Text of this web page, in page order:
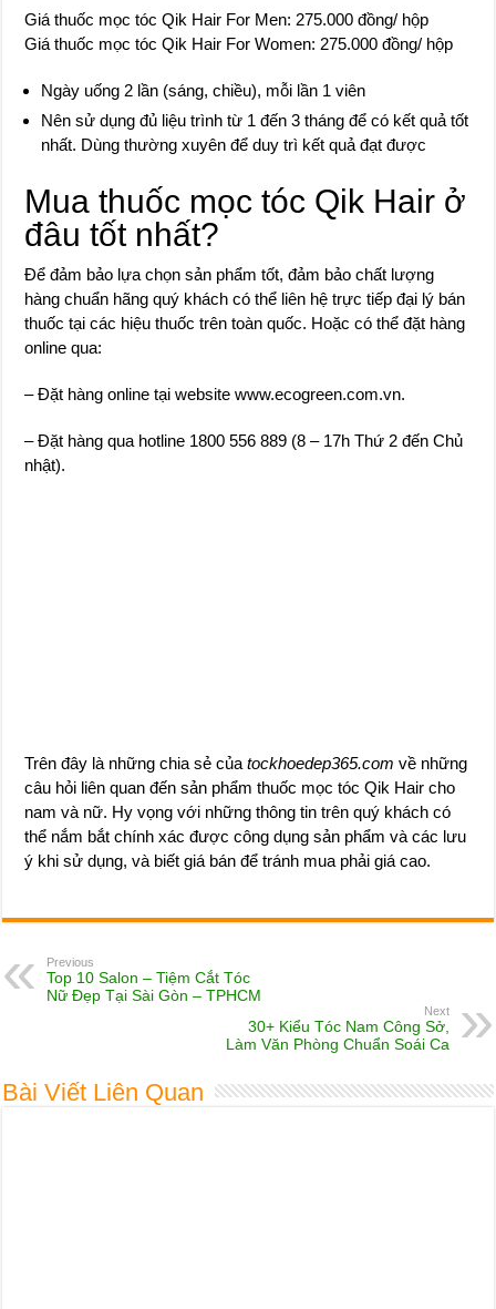
Giá thuốc mọc tóc Qik Hair For Men: 275.000 đồng/ hộp
Giá thuốc mọc tóc Qik Hair For Women: 275.000 đồng/ hộp
Ngày uống 2 lần (sáng, chiều), mỗi lần 1 viên
Nên sử dụng đủ liệu trình từ 1 đến 3 tháng để có kết quả tốt
nhất. Dùng thường xuyên để duy trì kết quả đạt được
Mua thuốc mọc tóc Qik Hair ở
đâu tốt nhất?
Để đảm bảo lựa chọn sản phẩm tốt, đảm bảo chất lượng
hàng chuẩn hãng quý khách có thể liên hệ trực tiếp đại lý bán
thuốc tại các hiệu thuốc trên toàn quốc. Hoặc có thể đặt hàng
online qua:
– Đặt hàng online tại website www.ecogreen.com.vn.
– Đặt hàng qua hotline 1800 556 889 (8 – 17h Thứ 2 đến Chủ
nhật).
Trên đây là những chia sẻ củatockhoedep365.com về những
câu hỏi liên quan đến sản phẩm thuốc mọc tóc Qik Hair cho
nam và nữ. Hy vọng với những thông tin trên quý khách có
thể nắm bắt chính xác được công dụng sản phẩm và các lưu
ý khi sử dụng, và biết giá bán để tránh mua phải giá cao.
Previous
Top 10 Salon – Tiệm Cắt Tóc
Nữ Đẹp Tại Sài Gòn – TPHCM
Next
30+ Kiểu Tóc Nam Công Sở,
Làm Văn Phòng Chuẩn Soái Ca
Bài Viết Liên Quan